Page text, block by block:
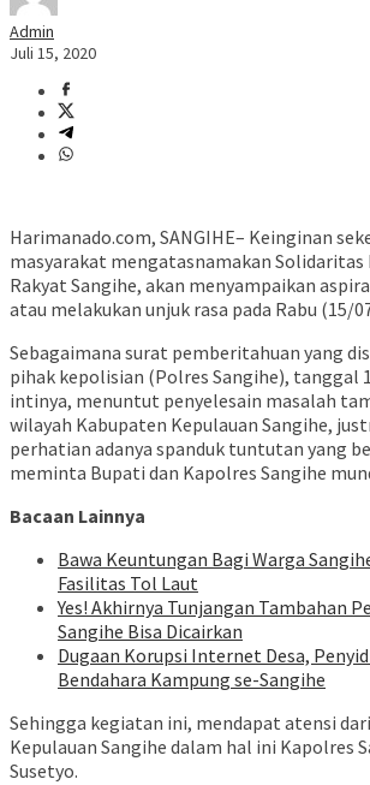
Admin
Juli 15, 2020
Harimanado.com, SANGIHE– Keinginan
masyarakat mengatasnamakan Solidaritas
Rakyat Sangihe, akan menyampaikan
atau melakukan unjuk rasa pada Rabu (15/
Sebagaimana surat pemberitahuan yang
pihak kepolisian (Polres Sangihe), tanggal
intinya, menuntut penyelesain masalah
wilayah Kabupaten Kepulauan Sangihe,
perhatian adanya spanduk tuntutan yang
meminta Bupati dan Kapolres Sangihe
Bacaan Lainnya
Bawa Keuntungan Bagi Warga
Fasilitas Tol Laut
Yes! Akhirnya Tunjangan Tambahan
Sangihe Bisa Dicairkan
Dugaan Korupsi Internet Desa,
Bendahara Kampung se-Sangihe
Sehingga kegiatan ini, mendapat atensi
Kepulauan Sangihe dalam hal ini Kapolres
Susetyo.